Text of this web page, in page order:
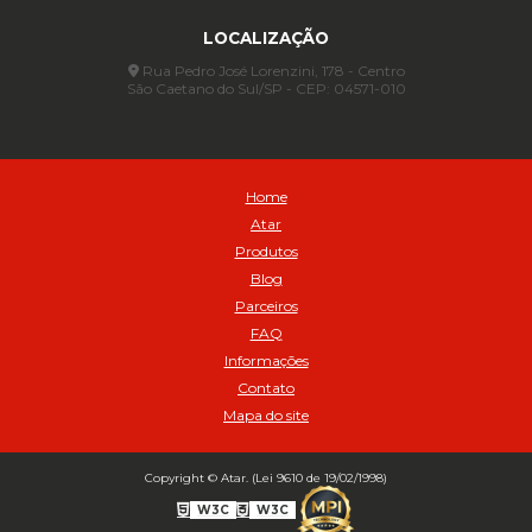
Assentador de Talão Pneu sem Câmara - Cod 01558
Automático para compressor 125 a 175 libras - Cod 02206
Avental de Raspa sem Emenda 1,2mt - Cod 01925
Balanceamento automatico SBBA - 282 pacote com 282g - Cod
Balanceamento Automático SBBA 113 Pacote com 113g - Cod 03197
Balanceamento Automático SBBA- 340 Pacote com 340g - Cod
BICO INF DUPLO LONGO CURVO 90 1295LC - cod 03631
Bico Inflador Duplo 300 mm - Cod 03245
Bico Inflador Duplo 825 L Schweers - Cod 00207
LOCALIZAÇÃO
Rua Pedro José Lorenzini, 178 - Centro
São Caetano do Sul/SP - CEP: 04571-010
Home
Atar
Produtos
Blog
Parceiros
FAQ
Informações
Contato
Mapa do site
Copyright © Atar. (Lei 9610 de 19/02/1998)
W3C W3C